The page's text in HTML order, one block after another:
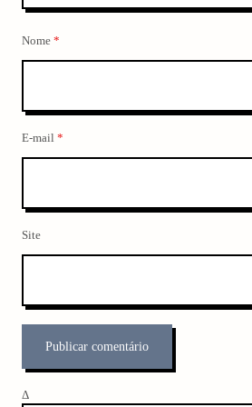
Nome *
E-mail *
Site
Δ